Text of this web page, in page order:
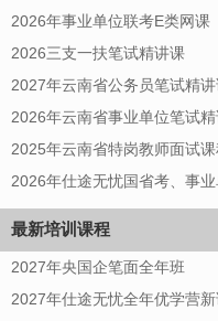
2026年事业单位联考E类网课
2026三支一扶笔试精讲课
2027年云南省公务员笔试精
2026年云南省事业单位笔试
2025年云南省特岗教师面试课
2026年仕途无忧国省考、事
最新培训课程
2027年央国企笔面全年班
2027年仕途无忧全年优学营